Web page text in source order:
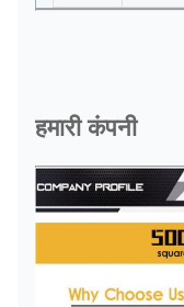
हमारी कंपनी